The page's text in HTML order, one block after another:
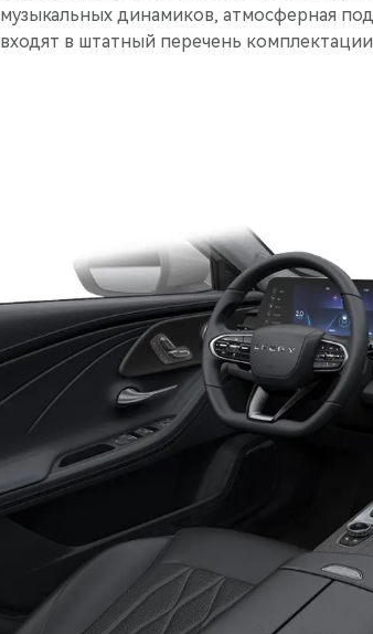
музыкальных динамиков, атмосферная
входят в штатный перечень